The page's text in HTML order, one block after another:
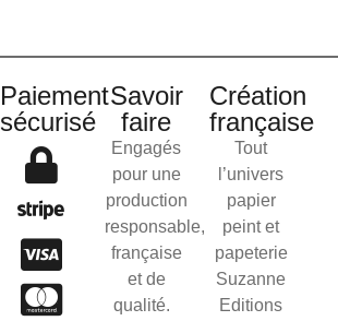
Paiement
sécurisé
Savoir
faire
Engagés
pour une
production
responsable,
française
et de
qualité.
Création
française
Tout
l’univers
papier
peint et
papeterie
Suzanne
Editions